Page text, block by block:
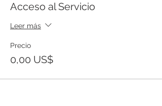
Acceso al Servicio
Leer más
Precio
0,00 US$